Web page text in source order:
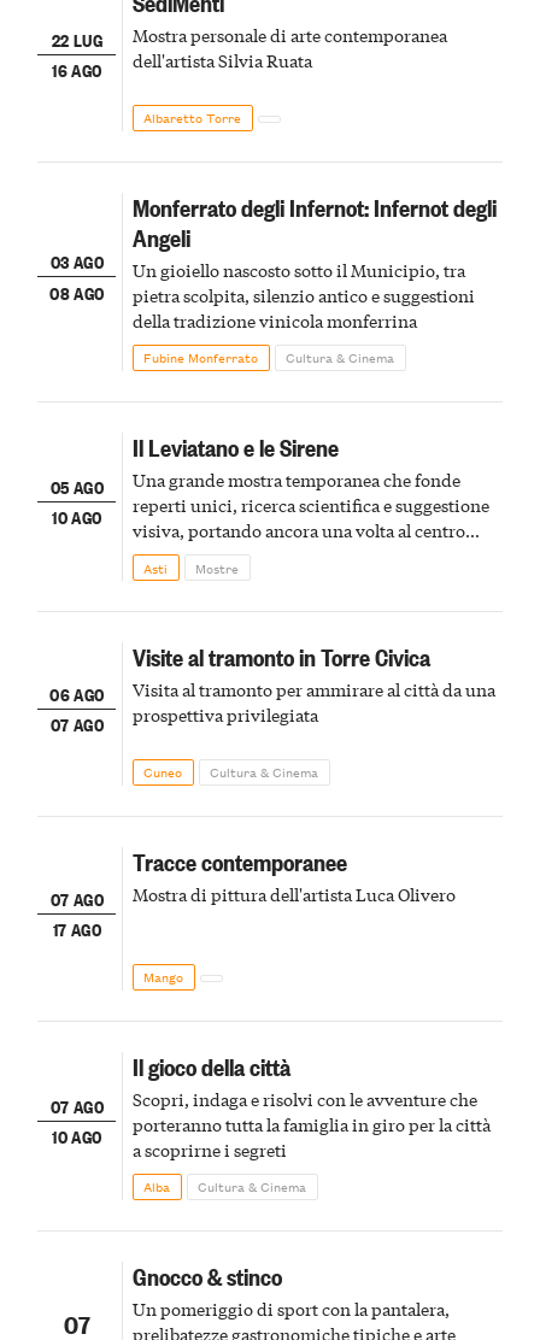
22 LUG
16 AGO
Mostra personale di arte contemporanea
dell'artista Silvia Ruata
Albaretto Torre
03 AGO
08 AGO
Monferrato degli Infernot: Infernot degli
Angeli
Un gioiello nascosto sotto il Municipio, tra
pietra scolpita, silenzio antico e suggestioni
della tradizione vinicola monferrina
Fubine Monferrato Cultura & Cinema
05 AGO
10 AGO
Il Leviatano e le Sirene
Una grande mostra temporanea che fonde
reperti unici, ricerca scientifica e suggestione
visiva, portando ancora una volta al centro
della scena le meraviglie del passato astigiano
Asti Mostre
06 AGO
07 AGO
Visite al tramonto in Torre Civica
Visita al tramonto per ammirare al città da una
prospettiva privilegiata
Cuneo Cultura & Cinema
07 AGO
17 AGO
Tracce contemporanee
Mostra di pittura dell'artista Luca Olivero
Mango
07 AGO
10 AGO
Il gioco della città
Scopri, indaga e risolvi con le avventure che
porteranno tutta la famiglia in giro per la città
a scoprirne i segreti
Alba Cultura & Cinema
07
Gnocco & stinco
Un pomeriggio di sport con la pantalera,
prelibatezze gastronomiche tipiche e arte